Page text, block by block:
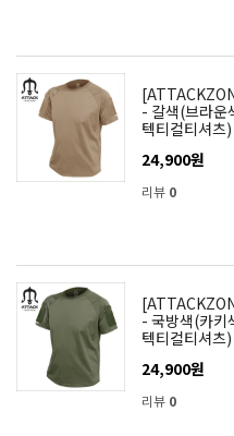
- 갈색(브라운
텍티컬티셔츠)
24,900원
리뷰 0
- 국방색(카키
텍티컬티셔츠)
24,900원
리뷰 0